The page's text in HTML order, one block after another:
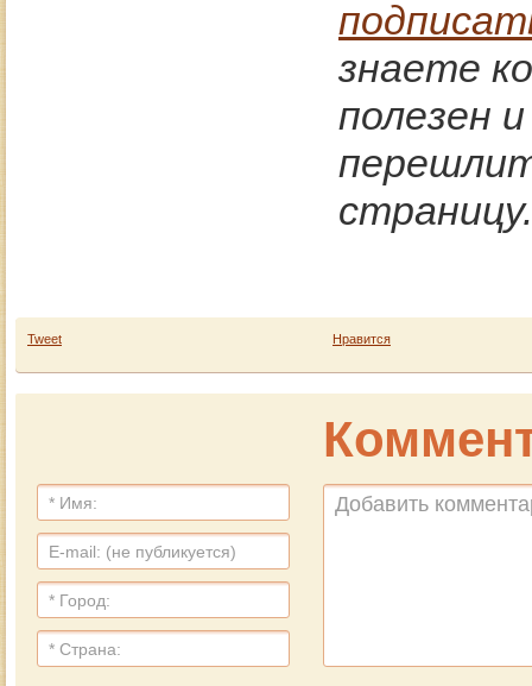
знаете
полезен
страницу.
Tweet Нравится